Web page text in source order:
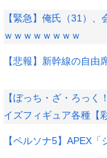
【緊急】俺氏（31）
ｗｗｗｗｗｗｗｗ
【悲報】新幹線の自由
【ぼっち・ざ・ろっ
イズフィギュア各種【
【ペルソナ5】APEX